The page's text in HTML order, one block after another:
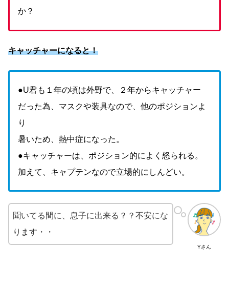
か？
キャッチャーになると！
●U君も１年の頃は外野で、２年からキャッチャー
だった為、マスクや装具なので、他のポジションよ
り
暑いため、熱中症になった。
●キャッチャーは、ポジション的によく怒られる。
加えて、キャプテンなので立場的にしんどい。
Yさん
聞いてる間に、息子に出来る？？不安にな
ります・・